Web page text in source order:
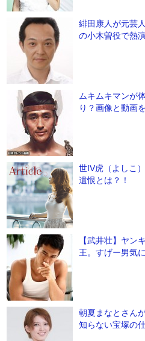
緋田康人が元芸
の小木曽役で熱
ムキムキマンが
り？画像と動画
世IV虎（よしこ
遺恨とは？！
【武井壮】ヤン
王。すげー男気
朝夏まなとさん
知らない宝塚の